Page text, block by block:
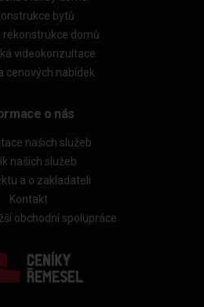
bytů
rekonstrukce domů
videokonzultace
cenových nabídek
o nás
našich služeb
našich služeb
a o zakladateli
Kontakt
obchodní spolupráce